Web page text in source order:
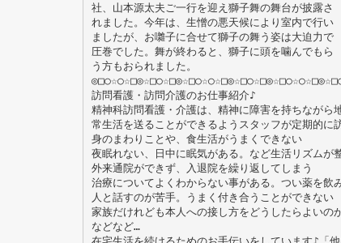
社、山本源太夫ご一行を迎え獅子舞の舞台が披露さ
れました。今年は、生憎の悪天候により室内で行い
ましたが、お囃子に合せて獅子の舞う姿は大迫力で
圧巻でした。舞が終わると、獅子に頭を噛んでもら
う方もおられました。
訪問看護・訪問介護のお仕事紹介♪
精神科訪問看護・介護は、精神に障害を持ちながら
常生活を送ることができるようスタッフが定期的に
身のまわりことや、食生活がうまくできない
夜眠れない、日中に眠気がある。など生活リズムが
外来通院ができず、入退院を繰り返してしまう
治療についてよくわからない事がある。つい薬を飲
人と話すのが苦手。うまく付き合うことができない
家族だけれども本人への接し方をどうしたらよいの
などなど…
在宅生活を続けるためのお手伝いをしています♪「